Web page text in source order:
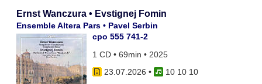
Ernst Wanczura • Evstignej Fomin
Ensemble Altera Pars • Pavel Serbin
cpo 555 741-2
1 CD • 69min • 2025
23.07.2026 •
10 10 10